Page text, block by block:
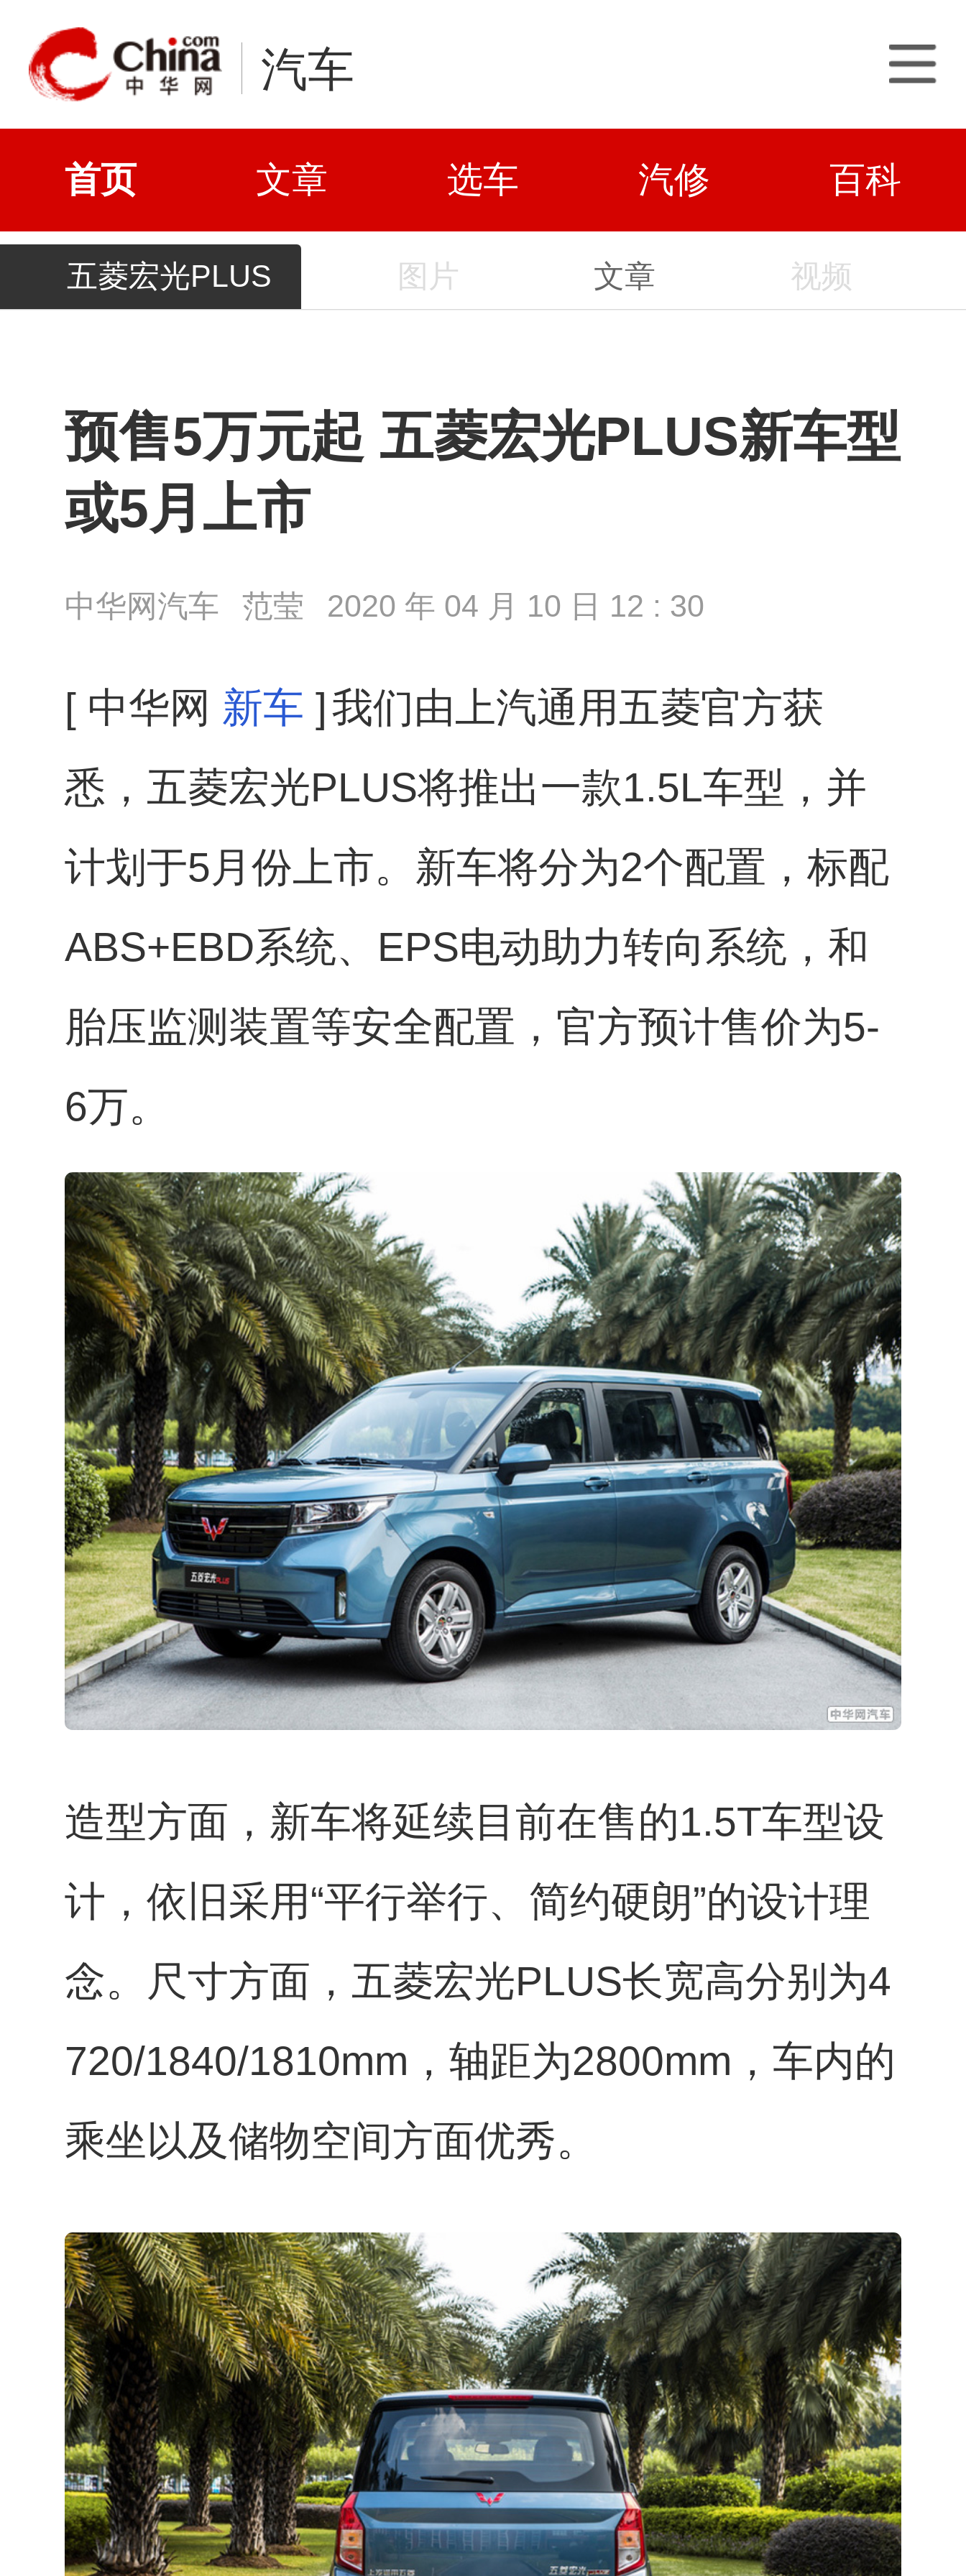
汽车
首页 文章 选车 汽修 百科
五菱宏光PLUS 图片 文章 视频
预售5万元起 五菱宏光PLUS新车型
或5月上市
中华网汽车 范莹 2020 年 04 月 10 日 12 : 30
[ 中华网 新车 ]我们由上汽通用五菱官方获
悉，五菱宏光PLUS将推出一款1.5L车型，并
计划于5月份上市。新车将分为2个配置，标配
ABS+EBD系统、EPS电动助力转向系统，和
胎压监测装置等安全配置，官方预计售价为5-
6万。
造型方面，新车将延续目前在售的1.5T车型设
计，依旧采用“平行举行、简约硬朗”的设计理
念。尺寸方面，五菱宏光PLUS长宽高分别为4
720/1840/1810mm，轴距为2800mm，车内的
乘坐以及储物空间方面优秀。